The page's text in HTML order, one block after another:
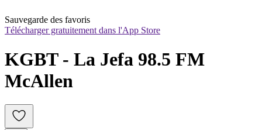
Sauvegarde des favoris
Télécharger gratuitement dans l'App Store
KGBT - La Jefa 98.5 FM
McAllen